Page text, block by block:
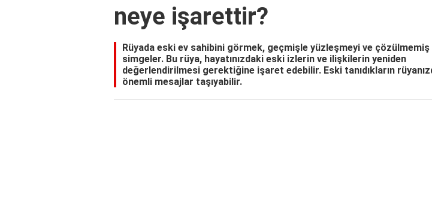
neye işarettir?
Rüyada eski ev sahibini görmek, geçmişle yüzleşmeyi ve
simgeler. Bu rüya, hayatınızdaki eski izlerin ve ilişkilerin yeniden
değerlendirilmesi gerektiğine işaret edebilir. Eski tanıdıkların
önemli mesajlar taşıyabilir.